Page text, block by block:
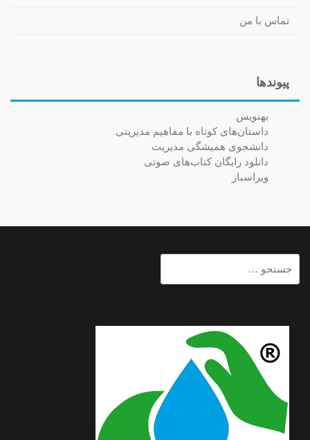
تماس با من
پیوندها
بهنویس
داستان‌های کوتاه با مفاهیم مدیریتی
دانشجوی همیشگی مدیریت
دانلود رایگان کتاب‌های صوتی
ویراسباز
برای: